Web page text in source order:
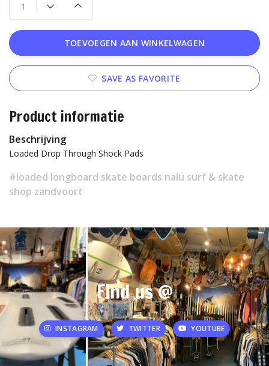
TOEVOEGEN AAN WINKELWAGEN
SAVE AS FAVORITE
Product informatie
Beschrijving
Loaded Drop Through Shock Pads
#loaded longboard skate boards nalu surf & skate
shop zandvoort
Find us @
INSTAGRAM TWITTER YOUTUBE